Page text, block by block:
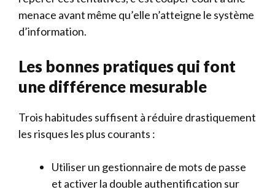
menace avant même qu’elle n’atteigne le système
d’information.
Les bonnes pratiques qui font
une différence mesurable
Trois habitudes suffisent à réduire drastiquement
les risques les plus courants :
Utiliser un gestionnaire de mots de passe
et activer la double authentification sur